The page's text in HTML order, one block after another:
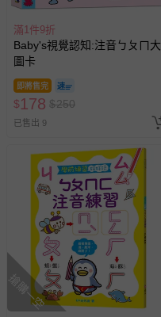
滿1件9折
Baby's視覺認知:注音ㄅㄆㄇ大
圖卡
即將售完
$178 $250
已售出 9
搶購一空